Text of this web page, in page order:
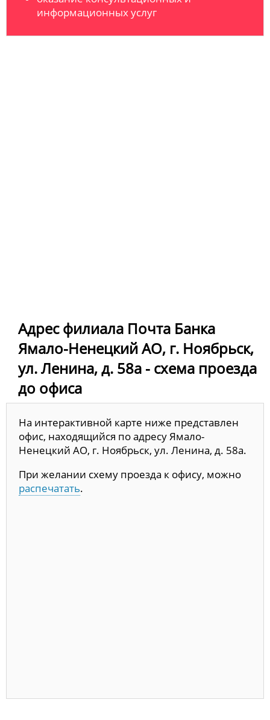
информационных услуг
Адрес филиала Почта Банка
Ямало-Ненецкий АО, г. Ноябрьск,
ул. Ленина, д. 58а - схема проезда
до офиса
На интерактивной карте ниже представлен
офис, находящийся по адресу Ямало-
Ненецкий АО, г. Ноябрьск, ул. Ленина, д. 58а.
При желании схему проезда к офису, можно
распечатать.